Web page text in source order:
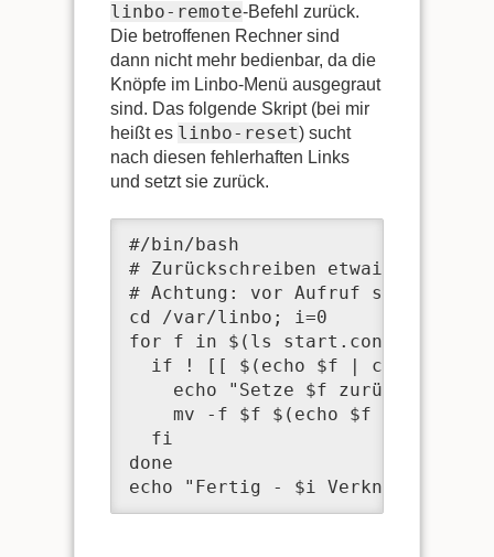
linbo-remote-Befehl zurück.
Die betroffenen Rechner sind
dann nicht mehr bedienbar, da die
Knöpfe im Linbo-Menü ausgegraut
sind. Das folgende Skript (bei mir
heißt es linbo-reset) sucht
nach diesen fehlerhaften Links
und setzt sie zurück.
#/bin/bash
# Zurückschreiben etwaiger Linbo-
# Achtung: vor Aufruf
cd /var/linbo; i=0
for f in $(ls start.conf-* 2>/
if ! [[ $(echo $f | cut -d "."
echo "Setze $f zurück auf
mv -f $f $(echo $f | cut -d
  fi
done
echo "Fertig - $i Verknüpfungen